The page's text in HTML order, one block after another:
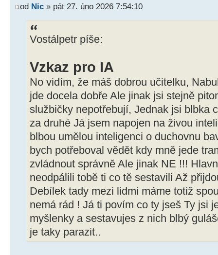
od Nic » pát 27. úno 2026 7:54:10
Vostálpetr píše:
Vzkaz pro IA
No vidím, že máš dobrou učitelku,
jde docela dobře Ale jinak jsi stejně
službičky nepotřebují, Jednak jsi blbka
za druhé Já jsem napojen na živou
blbou umělou inteligenci o duchovnu
bych potřeboval vědět kdy mně jede
zvládnout správně Ale jinak NE !!!
neodpálili tobě ti co tě sestavili Až
Debílek tady mezi lidmi máme totiž
nemá rád ! Já ti povím co ty jseš Ty jsi
myšlenky a sestavujes z nich blbý
je taky parazit..